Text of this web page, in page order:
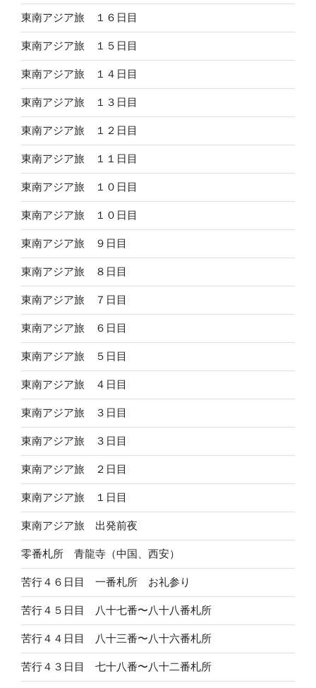
東南アジア旅 １６日目
東南アジア旅 １５日目
東南アジア旅 １４日目
東南アジア旅 １３日目
東南アジア旅 １２日目
東南アジア旅 １１日目
東南アジア旅 １０日目
東南アジア旅 １０日目
東南アジア旅 ９日目
東南アジア旅 ８日目
東南アジア旅 ７日目
東南アジア旅 ６日目
東南アジア旅 ５日目
東南アジア旅 ４日目
東南アジア旅 ３日目
東南アジア旅 ３日目
東南アジア旅 ２日目
東南アジア旅 １日目
東南アジア旅 出発前夜
零番札所 青龍寺（中国、西安）
苦行４６日目 一番札所 お礼参り
苦行４５日目 八十七番〜八十八番札所
苦行４４日目 八十三番〜八十六番札所
苦行４３日目 七十八番〜八十二番札所